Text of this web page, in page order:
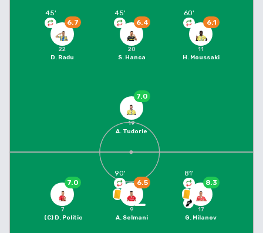
6.7
45'
22
D. Radu
6.4
45'
20
S. Hanca
6.1
60'
11
H. Moussaki
7.0
19
A. Tudorie
7.0
7
(C) D. Politic
6.5
90'
9
A. Selmani
8.3
81'
17
G. Milanov